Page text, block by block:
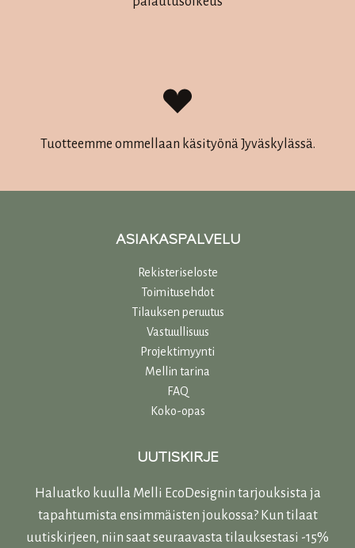
Tuotteemme ommellaan käsityönä Jyväskylässä.
ASIAKASPALVELU
Rekisteriseloste
Toimitusehdot
Tilauksen peruutus
Vastuullisuus
Projektimyynti
Mellin tarina
FAQ
Koko-opas
UUTISKIRJE
Haluatko kuulla Melli EcoDesignin tarjouksista ja
tapahtumista ensimmäisten joukossa? Kun tilaat
uutiskirjeen, niin saat seuraavasta tilauksestasi -15%